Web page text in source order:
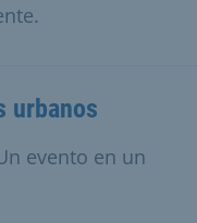
urbanos
evento en un